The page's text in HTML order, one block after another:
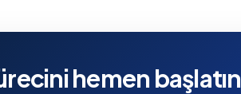
hemen başlatın